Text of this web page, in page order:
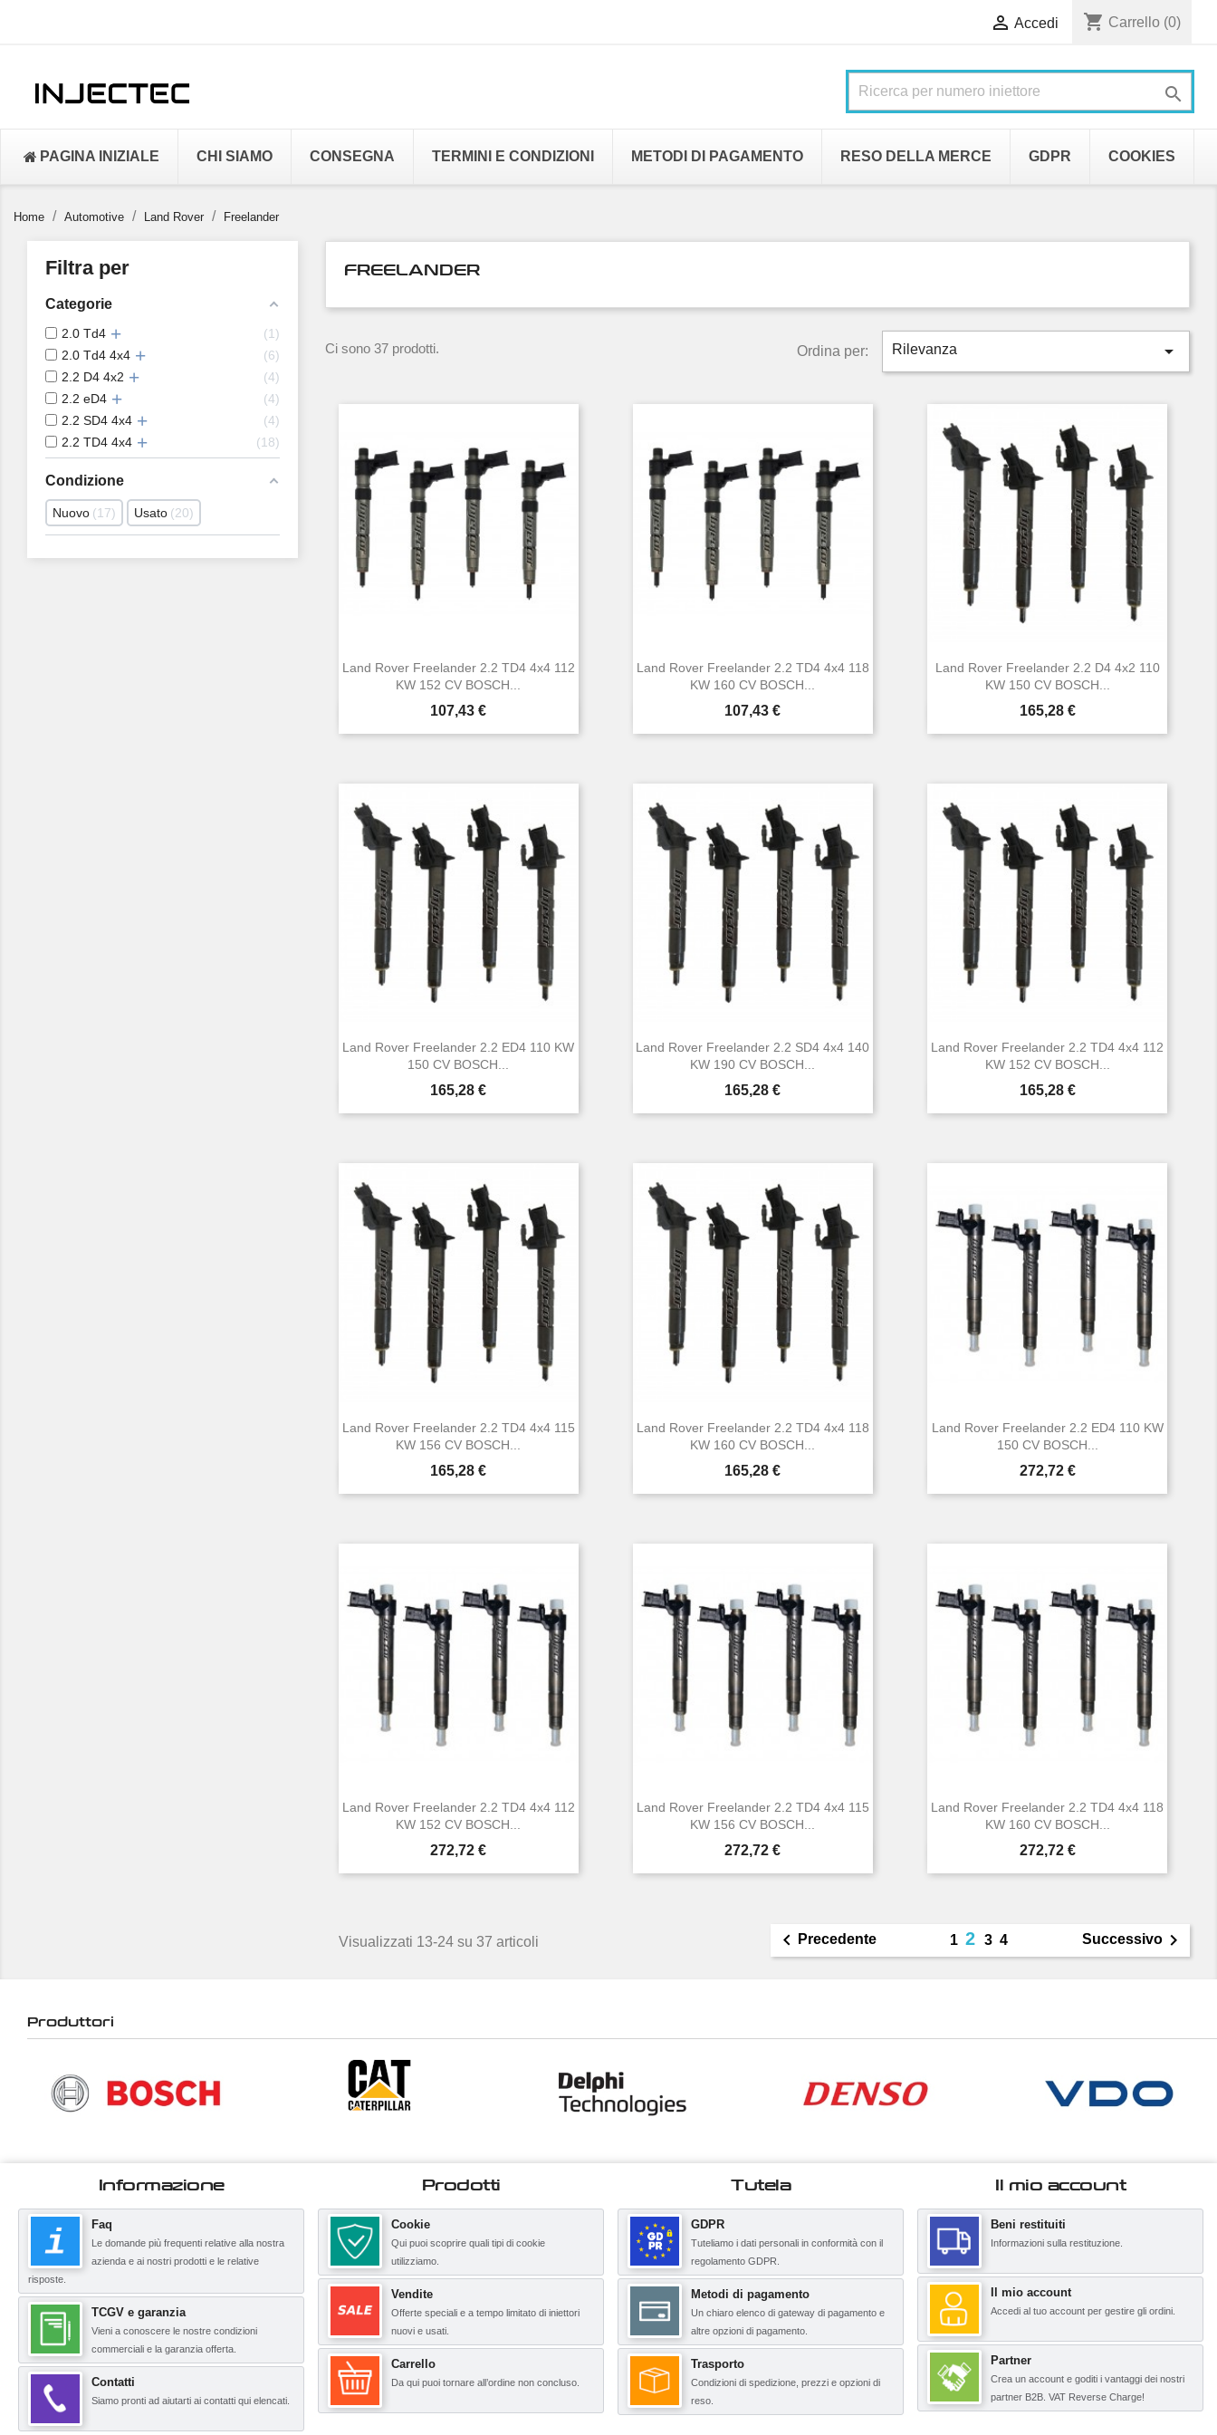
 Accedi shopping_cart Carrello (0)

PAGINA INIZIALE CHI SIAMO CONSEGNA TERMINI E CONDIZIONI METODI DI PAGAMENTO RESO DELLA MERCE GDPR COOKIES
Home Automotive Land Rover Freelander
Filtra per
Categorie
2.0 Td4
1
2.0 Td4 4x4
6
2.2 D4 4x2
4
2.2 eD4
4
2.2 SD4 4x4
4
2.2 TD4 4x4
18
Condizione
Nuovo 17 Usato 20
FREELANDER
Ci sono 37 prodotti. Ordina per: Rilevanza 
Land Rover Freelander 2.2 TD4 4x4 112
KW 152 CV BOSCH...
Prezzo
107,43 €
 Anteprima
Land Rover Freelander 2.2 TD4 4x4 118
KW 160 CV BOSCH...
Prezzo
107,43 €
 Anteprima
Land Rover Freelander 2.2 D4 4x2 110
KW 150 CV BOSCH...
Prezzo
165,28 €
 Anteprima
Land Rover Freelander 2.2 ED4 110 KW
150 CV BOSCH...
Prezzo
165,28 €
Anteprima
Land Rover Freelander 2.2 SD4 4x4 140
KW 190 CV BOSCH...
Prezzo
165,28 €
Anteprima
Land Rover Freelander 2.2 TD4 4x4 112
KW 152 CV BOSCH...
Prezzo
165,28 €
Anteprima
Land Rover Freelander 2.2 TD4 4x4 115
KW 156 CV BOSCH...
Prezzo
165,28 €
 Anteprima
Land Rover Freelander 2.2 TD4 4x4 118
KW 160 CV BOSCH...
Prezzo
165,28 €
 Anteprima
Land Rover Freelander 2.2 ED4 110 KW
150 CV BOSCH...
Prezzo
272,72 €
 Anteprima
Land Rover Freelander 2.2 TD4 4x4 112
KW 152 CV BOSCH...
Prezzo
272,72 €
 Anteprima
Land Rover Freelander 2.2 TD4 4x4 115
KW 156 CV BOSCH...
Prezzo
272,72 €
 Anteprima
Land Rover Freelander 2.2 TD4 4x4 118
KW 160 CV BOSCH...
Prezzo
272,72 €
 Anteprima
Visualizzati 13-24 su 37 articoli  Precedente 1 2 3 4 Successivo
Produttori
Informazione
Faq
Le domande più frequenti relative alla nostra
azienda e ai nostri prodotti e le relative
risposte.
TCGV e garanzia
Vieni a conoscere le nostre condizioni
commerciali e la garanzia offerta.
Contatti
Siamo pronti ad aiutarti ai contatti qui elencati.
Prodotti
Cookie
Qui puoi scoprire quali tipi di cookie
utilizziamo.
Vendite
Offerte speciali e a tempo limitato di iniettori
nuovi e usati.
Carrello
Da qui puoi tornare all’ordine non concluso.
Tutela
GDPR
Tuteliamo i dati personali in conformità con il
regolamento GDPR.
Metodi di pagamento
Un chiaro elenco di gateway di pagamento e
altre opzioni di pagamento.
Trasporto
Condizioni di spedizione, prezzi e opzioni di
reso.
Il mio account
Beni restituiti
Informazioni sulla restituzione.
Il mio account
Accedi al tuo account per gestire gli ordini.
Partner
Crea un account e goditi i vantaggi dei nostri
partner B2B. VAT Reverse Charge!